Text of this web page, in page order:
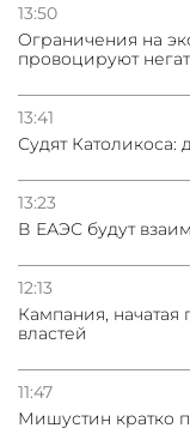
13:50
Oграничения на
провоцируют
13:41
Судят Католикоса:
13:23
В ЕАЭС будут
12:13
Кампания, начатая
властей
11:47
Мишустин кратко
Азербайджане
Сотрудничество и